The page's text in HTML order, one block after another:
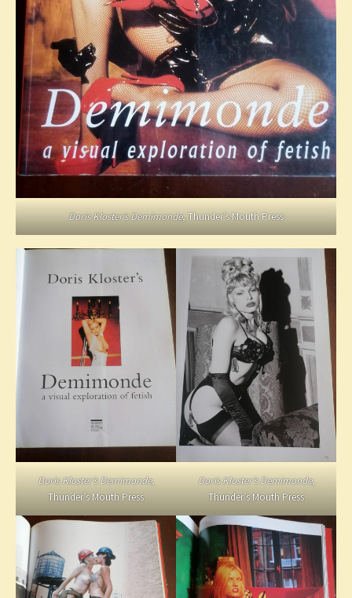
Doris Kloster’s Demimonde, Thunder’s Mouth Press
Doris Kloster’s Demimonde,
Thunder’s Mouth Press
Doris Kloster’s Demimonde,
Thunder’s Mouth Press